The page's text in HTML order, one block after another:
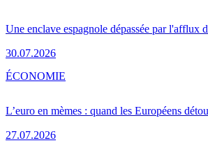
Une enclave espagnole dépassée par l'afflux
30.07.2026
L’euro en mèmes : quand les Européens
27.07.2026
ÉCONOMIE